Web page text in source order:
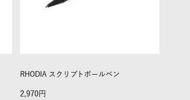
RHODIA スクリプトボールペン
2,970